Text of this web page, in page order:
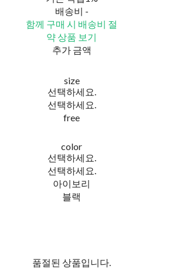
배송비 -
함께 구매 시 배송비 절
약 상품 보기
추가 금액
size
선택하세요.
선택하세요.
free
color
선택하세요.
선택하세요.
아이보리
블랙
품절된 상품입니다.